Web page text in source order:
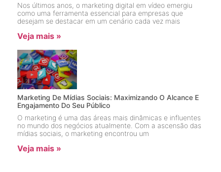
Nos últimos anos, o marketing digital em vídeo emergiu
como uma ferramenta essencial para empresas que
desejam se destacar em um cenário cada vez mais
Veja mais »
Marketing De Mídias Sociais: Maximizando O Alcance E
Engajamento Do Seu Público
O marketing é uma das áreas mais dinâmicas e influentes
no mundo dos negócios atualmente. Com a ascensão das
mídias sociais, o marketing encontrou um
Veja mais »